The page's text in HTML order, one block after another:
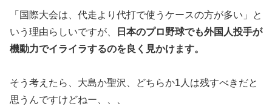
「国際大会は、代走より代打で使うケースの方が多い」と
いう理由らしいですが、
日本のプロ野球でも外国人投手が
機動力でイライラするのを良く見かけます。
そう考えたら、大島か聖沢、どちらか1人は残すべきだと
思うんですけどねー、、、